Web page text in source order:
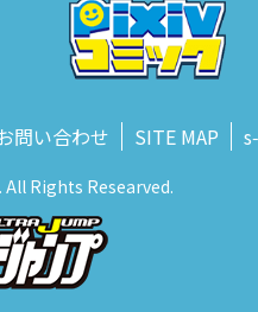
問い合わせ SITE MAP
Rights Researved.